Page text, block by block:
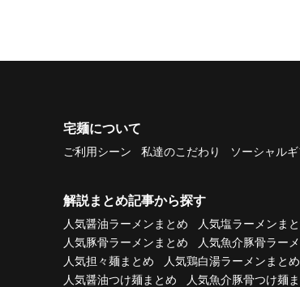
宅麺について
ご利用シーン 私達のこだわり ソーシャルギ
解説まとめ記事から探す
人気醤油ラーメンまとめ 人気塩ラーメンま
人気豚骨ラーメンまとめ
人気魚介豚骨ラー
人気担々麺まとめ
人気鶏白湯ラーメンまとめ
人気醤油つけ麺まとめ
人気魚介豚骨つけ麺